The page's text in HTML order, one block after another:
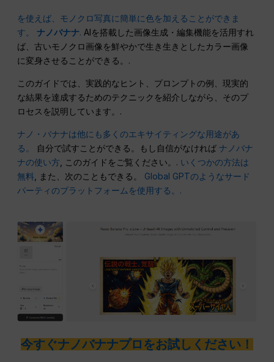
を使えば、モノクロ写真に簡単に色を加えることができま
す。ナノバナナ.AIを搭載した画像生成・編集機能を活用すれ
ば、古いモノクロ画像を鮮やかで生き生きとしたカラー画像
に変身させることができる。.
このガイドでは、実践的なヒント、プロンプトの例、現実的
な結果を達成するためのテクニックを紹介しながら、そのプ
ロセスを説明しています。.
ナノ・バナナは他にも多くのエキサイティングな用途があ
る。
自分で試すことができる。もし自信がなければ ナノバナ
ナの使い方, このガイドをご覧ください。. いくつかの方法は
無料, また、次のこともできる。 Global GPTのようなサード
パーティのプラットフォームを使用する。.
今すぐナノバナナプロをお試しください！